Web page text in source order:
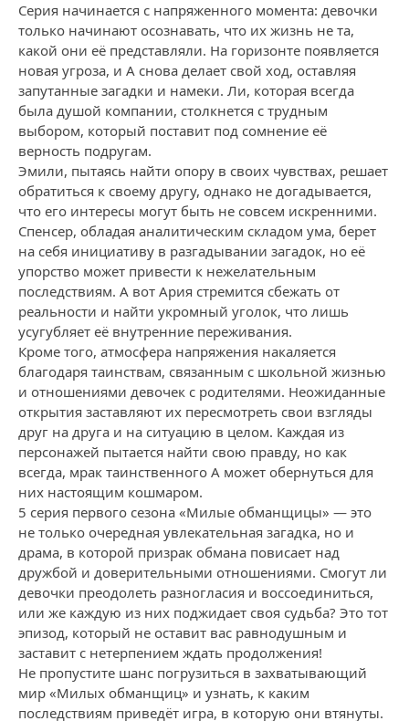
Серия начинается с напряженного момента: девочки
только начинают осознавать, что их жизнь не та,
какой они её представляли. На горизонте появляется
новая угроза, и А снова делает свой ход, оставляя
запутанные загадки и намеки. Ли, которая всегда
была душой компании, столкнется с трудным
выбором, который поставит под сомнение её
верность подругам.
Эмили, пытаясь найти опору в своих чувствах, решает
обратиться к своему другу, однако не догадывается,
что его интересы могут быть не совсем искренними.
Спенсер, обладая аналитическим складом ума, берет
на себя инициативу в разгадывании загадок, но её
упорство может привести к нежелательным
последствиям. А вот Ария стремится сбежать от
реальности и найти укромный уголок, что лишь
усугубляет её внутренние переживания.
Кроме того, атмосфера напряжения накаляется
благодаря таинствам, связанным с школьной жизнью
и отношениями девочек с родителями. Неожиданные
открытия заставляют их пересмотреть свои взгляды
друг на друга и на ситуацию в целом. Каждая из
персонажей пытается найти свою правду, но как
всегда, мрак таинственного А может обернуться для
них настоящим кошмаром.
5 серия первого сезона «Милые обманщицы» — это
не только очередная увлекательная загадка, но и
драма, в которой призрак обмана повисает над
дружбой и доверительными отношениями. Смогут ли
девочки преодолеть разногласия и воссоединиться,
или же каждую из них поджидает своя судьба? Это тот
эпизод, который не оставит вас равнодушным и
заставит с нетерпением ждать продолжения!
Не пропустите шанс погрузиться в захватывающий
мир «Милых обманщиц» и узнать, к каким
последствиям приведёт игра, в которую они втянуты.